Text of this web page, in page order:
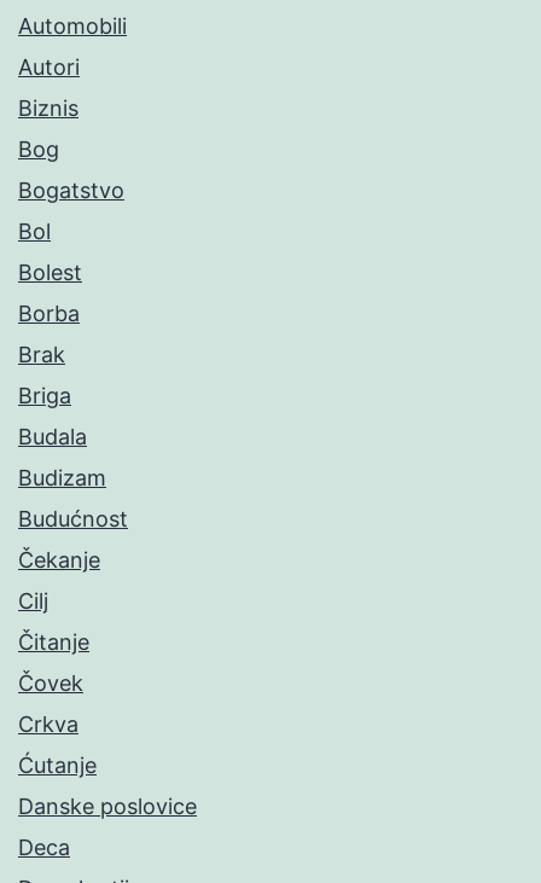
Automobili
Autori
Biznis
Bog
Bogatstvo
Bol
Bolest
Borba
Brak
Briga
Budala
Budizam
Budućnost
Čekanje
Cilj
Čitanje
Čovek
Crkva
Ćutanje
Danske poslovice
Deca